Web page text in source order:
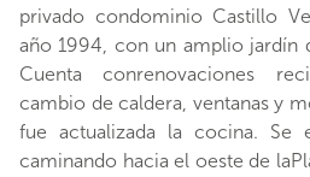
privado condominio Castillo
año 1994, con un amplio jardín
Cuenta conrenovaciones
cambio de caldera, ventanas y
fue actualizada la cocina. Se
caminando hacia el oeste de